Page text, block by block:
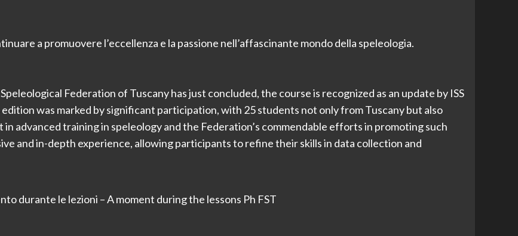
a promuovere l’eccellenza e la passione nell’affascinante mondo della speleologia.
Federation of Tuscany has just concluded, the course is recognized as an update by ISS
edition was marked by significant participation, with 25 students not only from Tuscany but also
advanced training in speleology and the Federation’s commendable efforts in promoting such
and in-depth experience, allowing participants to refine their skills in data collection and
durante le lezioni – A moment during the lessons Ph FST